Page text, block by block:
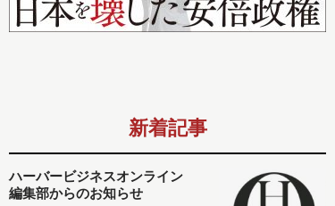
新着記事
ハーバービジネスオンライン
編集部からのお知らせ